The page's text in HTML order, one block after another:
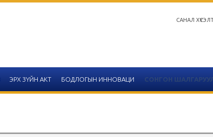
САНАЛ
ЭРХ ЗҮЙН АКТ БОДЛОГЫН ИННОВАЦИ СОНГОН